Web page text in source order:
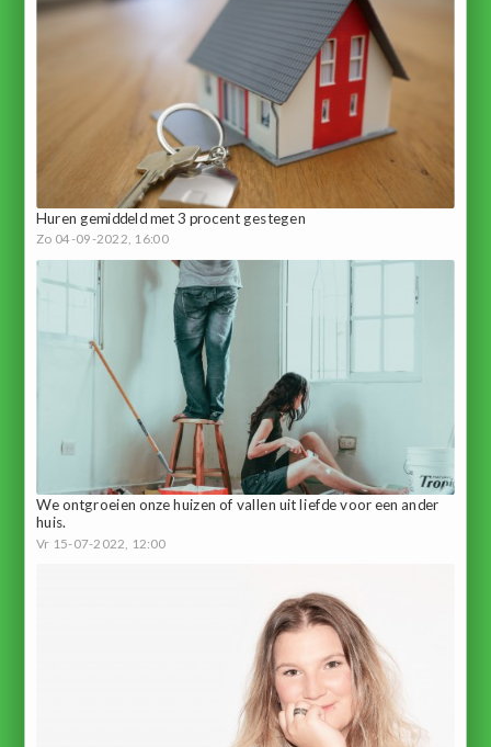
Huren gemiddeld met 3 procent gestegen
Zo 04-09-2022, 16:00
We ontgroeien onze huizen of vallen uit liefde voor een ander
huis.
Vr 15-07-2022, 12:00